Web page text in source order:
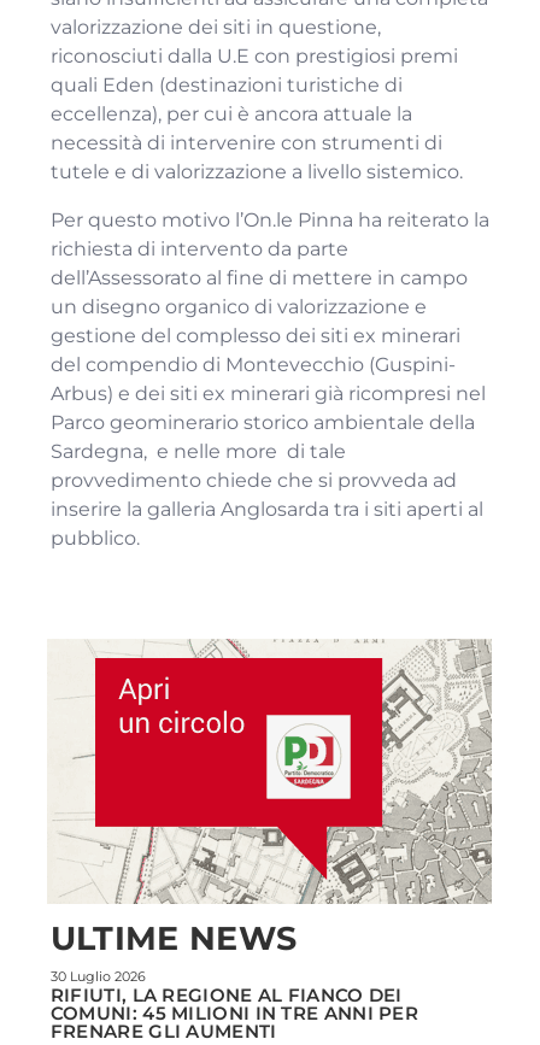
valorizzazione dei siti in questione,
riconosciuti dalla U.E con prestigiosi premi
quali Eden (destinazioni turistiche di
eccellenza), per cui è ancora attuale la
necessità di intervenire con strumenti di
tutele e di valorizzazione a livello sistemico.
Per questo motivo l’On.le Pinna ha reiterato la
richiesta di intervento da parte
dell’Assessorato al fine di mettere in campo
un disegno organico di valorizzazione e
gestione del complesso dei siti ex minerari
del compendio di Montevecchio (Guspini-
Arbus) e dei siti ex minerari già ricompresi nel
Parco geominerario storico ambientale della
Sardegna, e nelle more di tale
provvedimento chiede che si provveda ad
inserire la galleria Anglosarda tra i siti aperti al
pubblico.
ULTIME NEWS
30 Luglio 2026
RIFIUTI, LA REGIONE AL FIANCO DEI
COMUNI: 45 MILIONI IN TRE ANNI PER
FRENARE GLI AUMENTI